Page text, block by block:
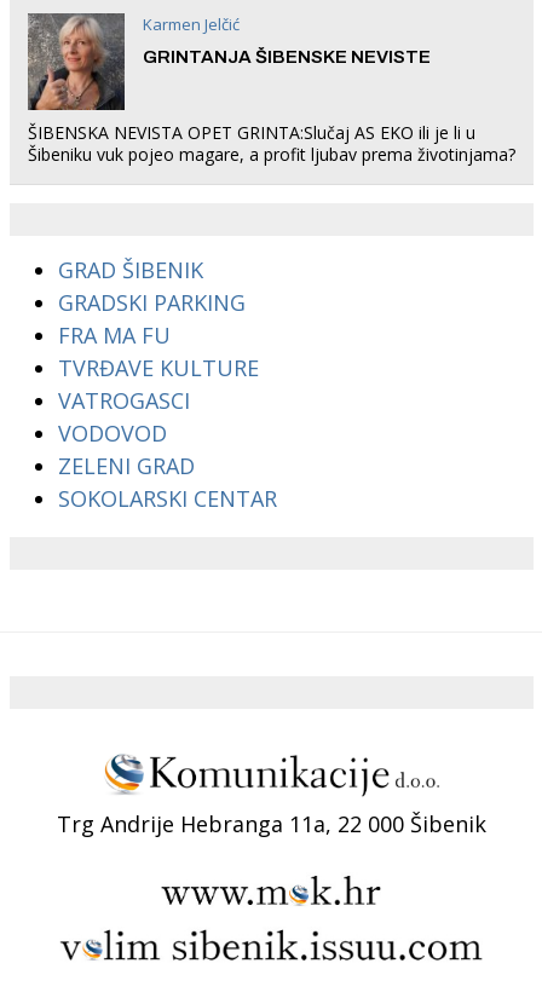
Karmen Jelčić
GRINTANJA ŠIBENSKE NEVISTE
ŠIBENSKA NEVISTA OPET GRINTA:Slučaj AS EKO ili je li u
Šibeniku vuk pojeo magare, a profit ljubav prema životinjama?
GRAD ŠIBENIK
GRADSKI PARKING
FRA MA FU
TVRĐAVE KULTURE
VATROGASCI
VODOVOD
ZELENI GRAD
SOKOLARSKI CENTAR
Trg Andrije Hebranga 11a, 22 000 Šibenik